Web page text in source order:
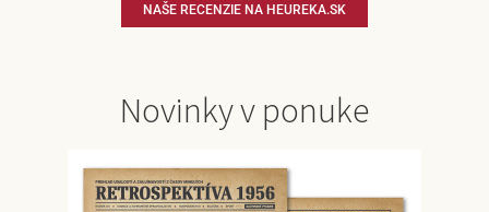
NAŠE RECENZIE NA HEUREKA.SK
Novinky v ponuke